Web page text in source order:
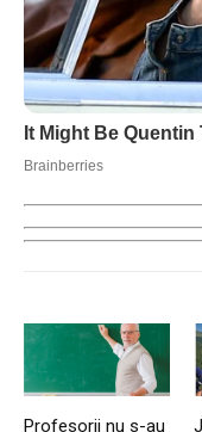
Profesorii nu s-au